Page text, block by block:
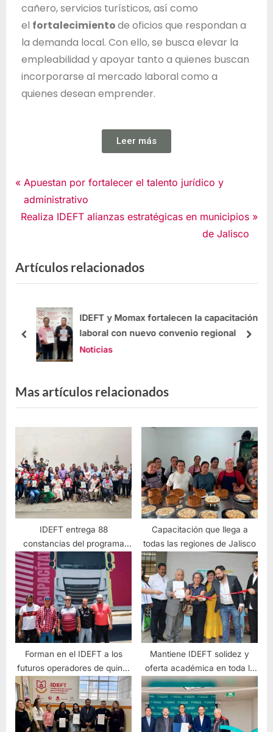
cañero, servicios turísticos, así como
el fortalecimientode oficios que respondan a
la demanda local. Con ello, se busca elevar la
empleabilidad y apoyar tanto a quienes buscan
incorporarse al mercado laboral como a
quienes desean emprender.
Leer más
Noticias
Apuestan por fortalecer el talento jurídico y
administrativo
Realiza IDEFT alianzas estratégicas en municipios
de Jalisco
Artículos relacionados
IDEFT y Momax fortalecen la capacitación
laboral con nuevo convenio regional
Noticias
Mas artículos relacionados
IDEFT entrega 88
constancias del programa
“Aprende, Avanza y Crece Al
Estilo Jalisco” en Tolimán
Capacitación que llega a
todas las regiones de Jalisco
Forman en el IDEFT a los
futuros operadores de quinta
rueda
Mantiene IDEFT solidez y
oferta académica en toda la
entidad